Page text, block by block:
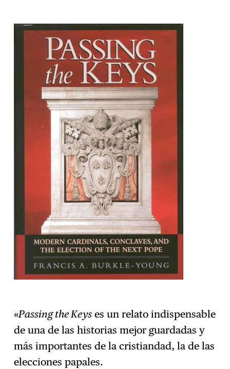
«Passing the Keys es un relato indispensable
de una de las historias mejor guardadas y
más importantes de la cristiandad, la de las
elecciones papales.